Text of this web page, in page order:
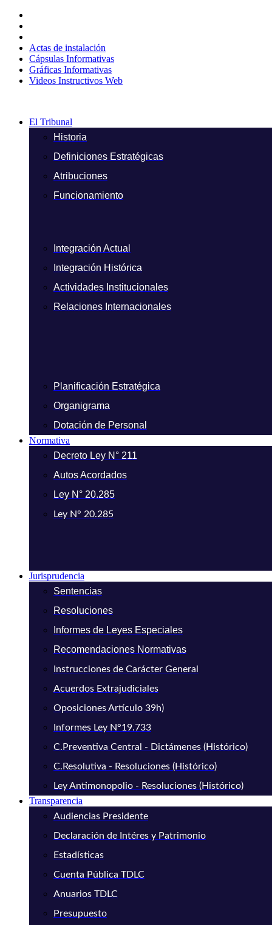
contenido
Actas de instalación
Cápsulas Informativas
Gráficas Informativas
Videos Instructivos Web
El Tribunal
Historia
Definiciones Estratégicas
Atribuciones
Funcionamiento
Integración Actual
Integración Histórica
Actividades Institucionales
Relaciones Internacionales
Planificación Estratégica
Organigrama
Dotación de Personal
Normativa
Decreto Ley N° 211
Autos Acordados
Ley N° 20.285
Ley N° 20.285
Jurisprudencia
Sentencias
Resoluciones
Informes de Leyes Especiales
Recomendaciones Normativas
Instrucciones de Carácter General
Acuerdos Extrajudiciales
Oposiciones Artículo 39h)
Informes Ley N°19.733
C.Preventiva Central - Dictámenes (Histórico)
C.Resolutiva - Resoluciones (Histórico)
Ley Antimonopolio - Resoluciones (Histórico)
Transparencia
Audiencias Presidente
Declaración de Intéres y Patrimonio
Estadísticas
Cuenta Pública TDLC
Anuarios TDLC
Presupuesto